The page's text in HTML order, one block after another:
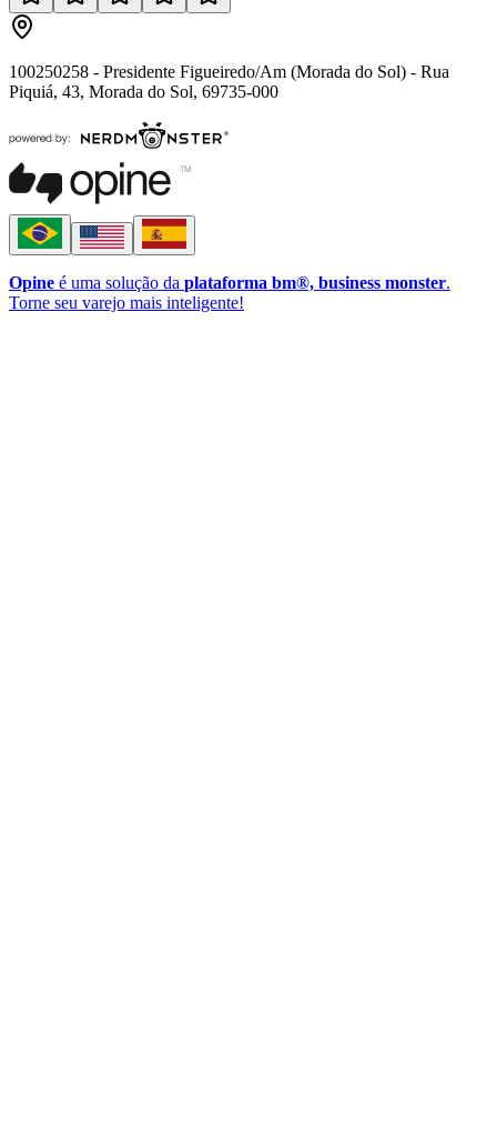
100250258 - Presidente Figueiredo/Am (Morada do Sol) - Rua
Piquiá, 43, Morada do Sol, 69735-000
Opine é uma solução da plataforma bm®, business monster.
Torne seu varejo mais inteligente!